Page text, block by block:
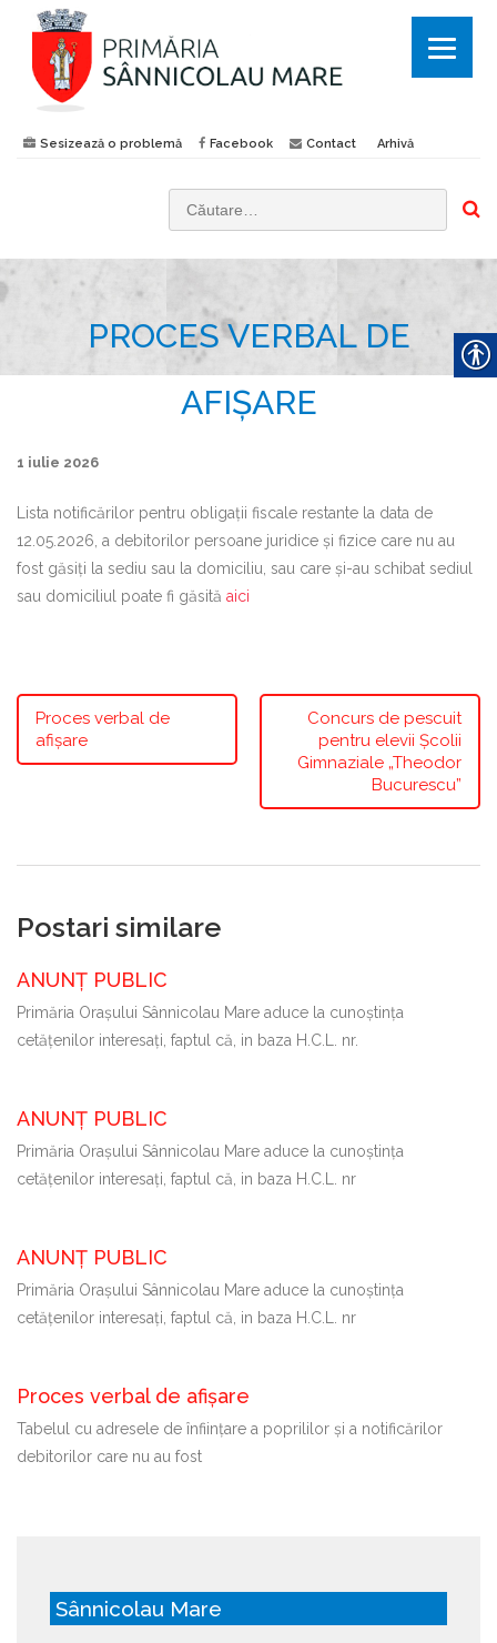
Sesizează o problemă Facebook Contact Arhivă
:
PROCES VERBAL DE
AFIȘARE
1 iulie 2026
Lista notificărilor pentru obligații fiscale restante la data de
12.05.2026, a debitorilor persoane juridice și fizice care nu au
fost găsiți la sediu sau la domiciliu, sau care și-au schibat sediul
sau domiciliul poate fi găsită aici
Proces verbal de
afișare
Concurs de pescuit
pentru elevii Școlii
Gimnaziale „Theodor
Bucurescu”
Postari similare
ANUNȚ PUBLIC
Primăria Oraşului Sânnicolau Mare aduce la cunoştinţa
cetăţenilor interesaţi, faptul că, in baza H.C.L. nr.
ANUNȚ PUBLIC
Primăria Oraşului Sânnicolau Mare aduce la cunoştinţa
cetăţenilor interesaţi, faptul că, in baza H.C.L. nr
ANUNȚ PUBLIC
Primăria Oraşului Sânnicolau Mare aduce la cunoştinţa
cetăţenilor interesaţi, faptul că, in baza H.C.L. nr
Proces verbal de afișare
Tabelul cu adresele de înființare a poprililor și a notificărilor
debitorilor care nu au fost
Sânnicolau Mare